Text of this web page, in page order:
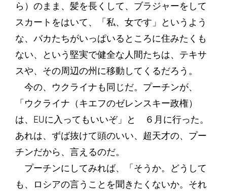
ら）のまま、髪を長くして、ブラジャーをして
スカートをはいて、「私、女です」というよう
な、バカたちがいっぱいるところに住みたくも
ない、という堅実で健全な人間たちは、テキサ
スや、その周辺の州に移動してくるだろう。
今の、ウクライナも同じだ。プーチンが、
「ウクライナ（キエフのゼレンスキー政権）
は、EUに入ってもいいぞ」と ６月に行った。
あれは、ずば抜けて頭のいい、超天才の、プー
チンだから、言えるのだ。
プーチンにしてみれば、「そうか。どうして
も、ロシアの言うことを聞きたくないか。それ